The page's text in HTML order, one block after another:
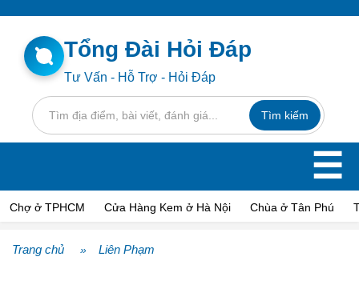
Tổng Đài Hỏi Đáp
Tư Vấn - Hỗ Trợ - Hỏi Đáp
☰
Chợ ở TPHCM Cửa Hàng Kem ở Hà Nội Chùa ở Tân Phú
Trang chủ » Liên Phạm